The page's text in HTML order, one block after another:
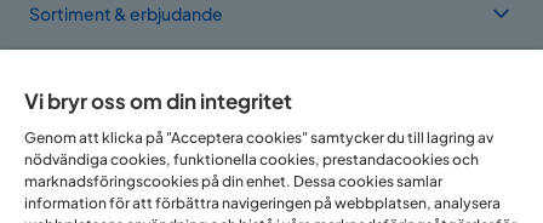
Sortiment & erbjudande
Vi finns i flera länder
Vi bryr oss om din integritet
Genom att klicka på "Acceptera cookies" samtycker du till lagring av
nödvändiga cookies, funktionella cookies, prestandacookies och
marknadsföringscookies på din enhet. Dessa cookies samlar
information för att förbättra navigeringen på webbplatsen, analysera